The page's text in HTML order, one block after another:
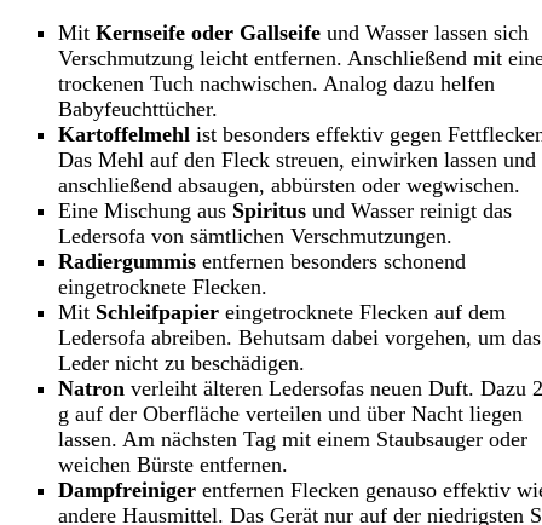
Mit Kernseife oder Gallseife und Wasser lassen sich
Verschmutzung leicht entfernen. Anschließend mit
trockenen Tuch nachwischen. Analog dazu helfen
Babyfeuchttücher.
Kartoffelmehl ist besonders effektiv gegen
Das Mehl auf den Fleck streuen, einwirken lassen und
anschließend absaugen, abbürsten oder wegwischen.
Eine Mischung aus Spiritus und Wasser reinigt das
Ledersofa von sämtlichen Verschmutzungen.
Radiergummis entfernen besonders schonend
eingetrocknete Flecken.
Mit Schleifpapier eingetrocknete Flecken auf dem
Ledersofa abreiben. Behutsam dabei vorgehen, um das
Leder nicht zu beschädigen.
Natron verleiht älteren Ledersofas neuen Duft. Dazu
g auf der Oberfläche verteilen und über Nacht liegen
lassen. Am nächsten Tag mit einem Staubsauger oder
weichen Bürste entfernen.
Dampfreiniger entfernen Flecken genauso effektiv
andere Hausmittel. Das Gerät nur auf der niedrigsten